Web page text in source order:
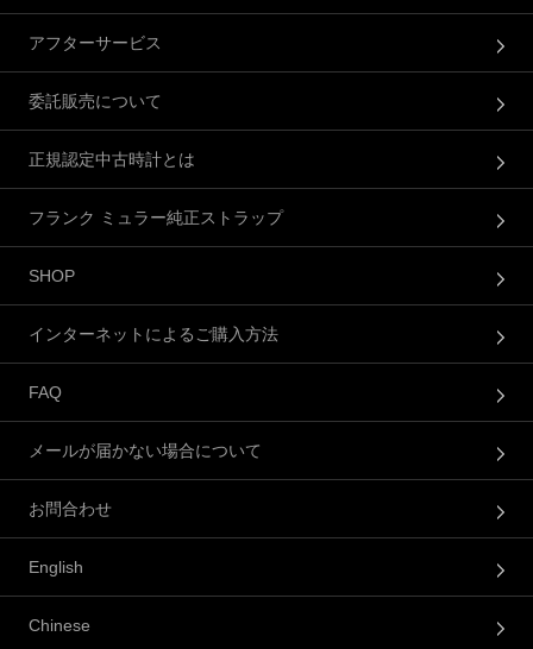
アフターサービス
委託販売について
正規認定中古時計とは
フランク ミュラー純正ストラップ
SHOP
インターネットによるご購入方法
FAQ
メールが届かない場合について
お問合わせ
English
Chinese